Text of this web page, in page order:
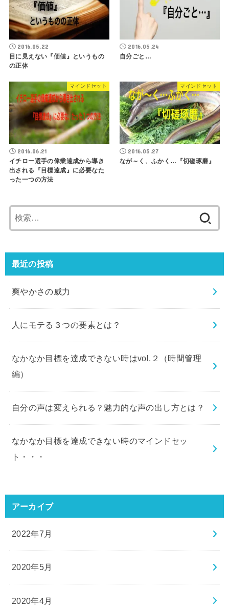
2016.05.22
目に見えない『価値』というもの
の正体
2016.05.24
自分ごと…
マインドセット
2016.06.21
イチロー選手の偉業達成から導き
出される『目標達成』に必要なた
った一つの方法
マインドセット
2016.05.27
なが～く、ふかく…『切磋琢磨』
索:
最近の投稿
爽やかさの威力
人にモテる３つの要素とは？
なかなか目標を達成できない時はvol.２（時間管理
編）
自分の声は変えられる？魅力的な声の出し方とは？
なかなか目標を達成できない時のマインドセッ
ト・・・
アーカイブ
2022年7月
2020年5月
2020年4月